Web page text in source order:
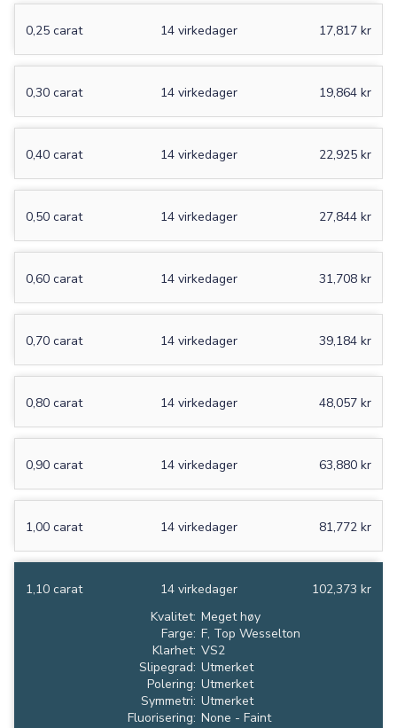
0,25 carat 17,817 kr
14 virkedager
0,30 carat 19,864 kr
14 virkedager
0,40 carat 22,925 kr
14 virkedager
0,50 carat 27,844 kr
14 virkedager
0,60 carat 31,708 kr
14 virkedager
0,70 carat 39,184 kr
14 virkedager
0,80 carat 48,057 kr
14 virkedager
0,90 carat 63,880 kr
14 virkedager
1,00 carat 81,772 kr
14 virkedager
1,10 carat 102,373 kr
14 virkedager
Kvalitet: Meget høy
Farge: F, Top Wesselton
Klarhet: VS2
Slipegrad: Utmerket
Polering: Utmerket
Symmetri: Utmerket
Fluorisering: None - Faint